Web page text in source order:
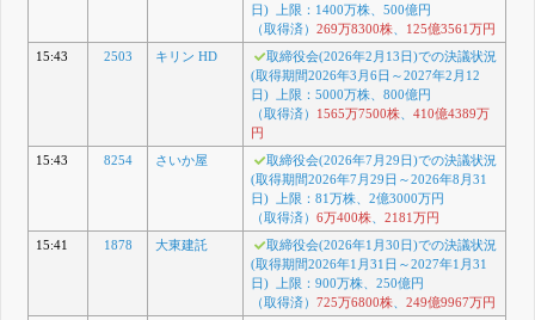
日) 上限：1400万株、500億円
（取得済） 269万8300株、
125億3561万円
15:43
2503 キリン HD
取締役会(2026年2月13日)での決議状況
(取得期間2026年3月6日～2027年2月12
日) 上限：5000万株、800億円
（取得済）
1565万7500株、 410億4389万
円
15:43
8254 さいか屋
取締役会(2026年7月29日)での決議状況
(取得期間2026年7月29日～2026年8月31
日) 上限：81万株、2億3000万円
（取得済） 6万400株、 2181万円
15:41
1878 大東建託
取締役会(2026年1月30日)での決議状況
(取得期間2026年1月31日～2027年1月31
日) 上限：900万株、250億円
（取得済） 725万6800株、 249億9967万円